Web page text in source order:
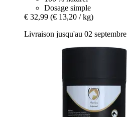
Dosage simple
€ 32,99 (€ 13,20 / kg)
Livraison jusqu'au 02 septembre